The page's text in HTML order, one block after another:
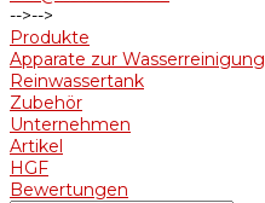
-->-->
Produkte
Apparate zur Wasserreinigung
Reinwassertank
Zubehör
Unternehmen
Artikel
HGF
Bewertungen